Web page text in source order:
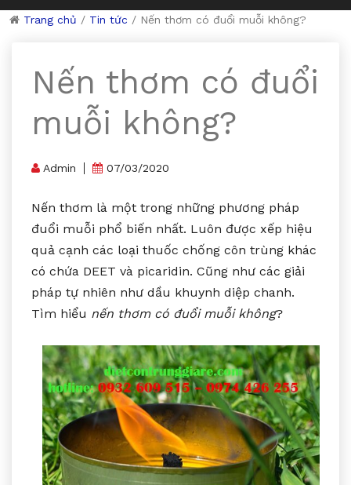
Trang chủ / Tin tức / Nến thơm có đuổi muỗi không?
Nến thơm có đuổi
muỗi không?
Admin 07/03/2020
Nến thơm là một trong những phương pháp
đuổi muỗi phổ biến nhất. Luôn được xếp hiệu
quả cạnh các loại thuốc chống côn trùng khác
có chứa DEET và picaridin. Cũng như các giải
pháp tự nhiên như dầu khuynh diệp chanh.
Tìm hiểu nến thơm có đuổi muỗi không?